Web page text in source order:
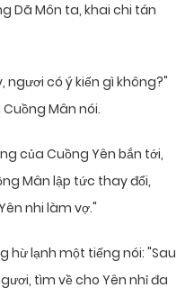
Dã Môn ta, khai chi tán
ngươi có ý kiến gì không?"
Mân nói.
của Cuồng Yên bắn tới,
Mân lập tức thay đổi,
nhi làm vợ."
hừ lạnh một tiếng nói: "Sau
tìm về cho Yên nhỉ đa